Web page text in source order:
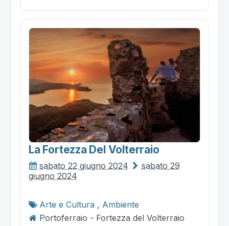
La Fortezza Del Volterraio
sabato 22 giugno 2024
sabato 29
giugno 2024
Arte e Cultura , Ambiente
Portoferraio - Fortezza del Volterraio